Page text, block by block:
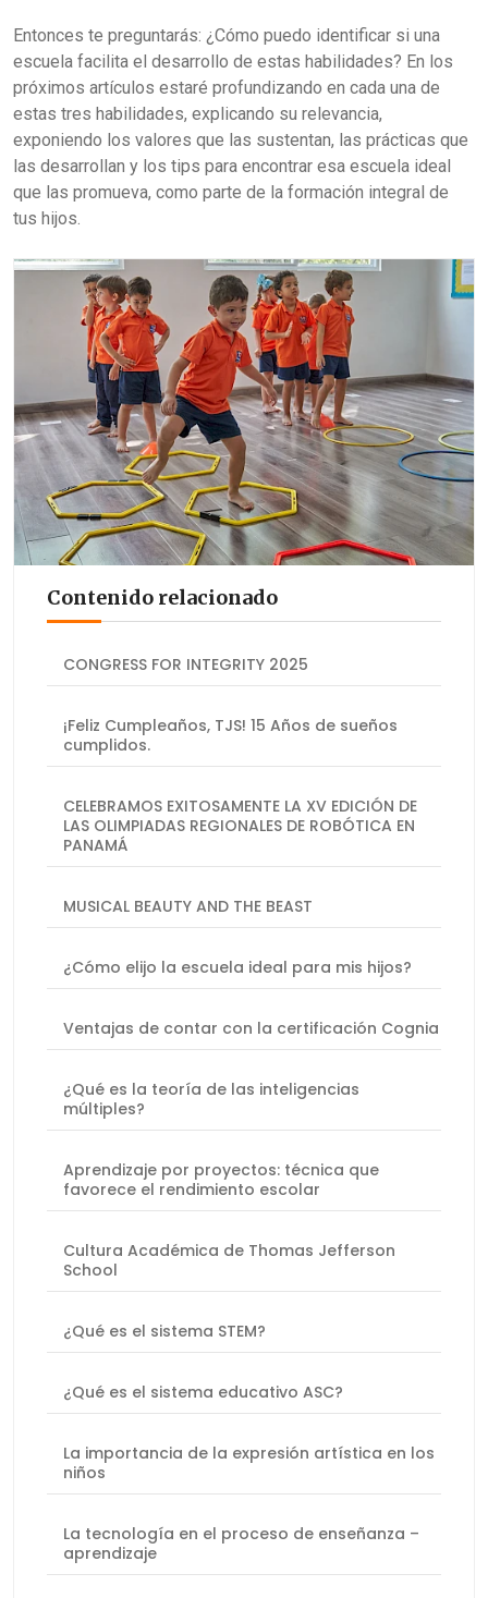
Contenido relacionado
CONGRESS FOR INTEGRITY 2025
¡Feliz Cumpleaños, TJS! 15 Años de sueños
cumplidos.
CELEBRAMOS EXITOSAMENTE LA XV EDICIÓN DE
LAS OLIMPIADAS REGIONALES DE ROBÓTICA EN
PANAMÁ
MUSICAL BEAUTY AND THE BEAST
¿Cómo elijo la escuela ideal para mis hijos?
Ventajas de contar con la certificación Cognia
¿Qué es la teoría de las inteligencias
múltiples?
Aprendizaje por proyectos: técnica que
favorece el rendimiento escolar
Cultura Académica de Thomas Jefferson
School
¿Qué es el sistema STEM?
¿Qué es el sistema educativo ASC?
La importancia de la expresión artística en los
niños
La tecnología en el proceso de enseñanza –
aprendizaje
Entonces te preguntarás: ¿Cómo puedo identificar si una
escuela facilita el desarrollo de estas habilidades? En los
próximos artículos estaré profundizando en cada una de
estas tres habilidades, explicando su relevancia,
exponiendo los valores que las sustentan, las prácticas que
las desarrollan y los tips para encontrar esa escuela ideal
que las promueva, como parte de la formación integral de
tus hijos.